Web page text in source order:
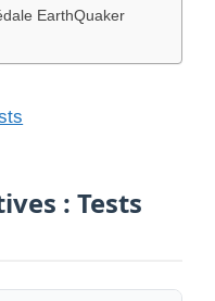
EarthQuaker
: Tests